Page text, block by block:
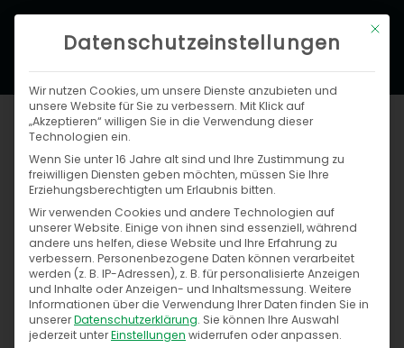
Zum
TSO-DATA GmbH
Die TSO-DATA GmbH ist Teil der TSO-DATA
Gruppe, die mehr als 200 Mitarbeitern*innen an
Mit
Datenschutzeinstellungen
Wir nutzen Cookies, um unsere Dienste anzubieten und
unsere Website für Sie zu verbessern. Mit Klick auf
„Akzeptieren“ willigen Sie in die Verwendung dieser
Technologien ein.
Wenn Sie unter 16 Jahre alt sind und Ihre Zustimmung zu
freiwilligen Diensten geben möchten, müssen Sie Ihre
Erziehungsberechtigten um Erlaubnis bitten.
Wir verwenden Cookies und andere Technologien auf
unserer Website. Einige von ihnen sind essenziell, während
andere uns helfen, diese Website und Ihre Erfahrung zu
verbessern. Personenbezogene Daten können verarbeitet
werden (z. B. IP-Adressen), z. B. für personalisierte Anzeigen
und Inhalte oder Anzeigen- und Inhaltsmessung. Weitere
Informationen über die Verwendung Ihrer Daten finden Sie in
unsererDatenschutzerklärung. Sie können Ihre Auswahl
jederzeit unterEinstellungen widerrufen oder anpassen.